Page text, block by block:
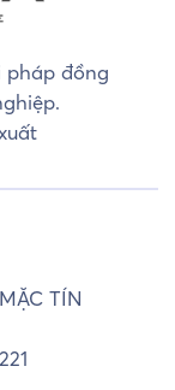
pháp đồng
TÍN